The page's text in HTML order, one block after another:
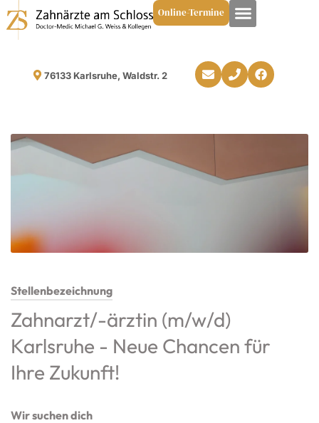
Online-Termine
76133 Karlsruhe, Waldstr. 2
Stellenbezeichnung
Zahnarzt/-ärztin (m/w/d)
Karlsruhe - Neue Chancen für
Ihre Zukunft!
Wir suchen dich